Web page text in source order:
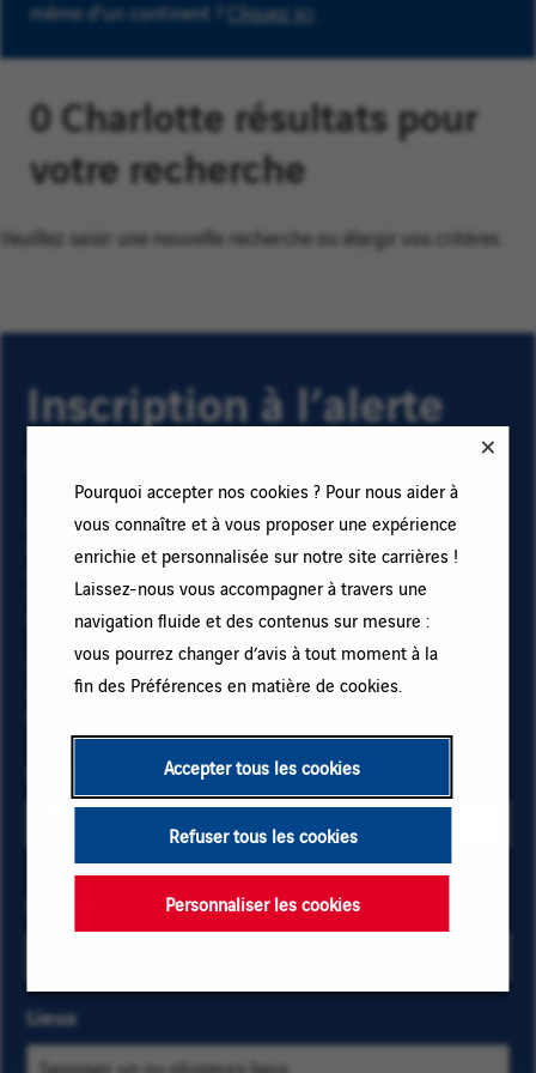
Pourquoi accepter nos cookies ? Pour nous aider à
vous connaître et à vous proposer une expérience
enrichie et personnalisée sur notre site carrières !
Laissez-nous vous accompagner à travers une
navigation fluide et des contenus sur mesure :
vous pourrez changer d’avis à tout moment à la
fin des Préférences en matière de cookies.
Accepter tous les cookies
Refuser tous les cookies
Personnaliser les cookies
même d'un continent ? Cliquez ici
0 Charlotte résultats pour
votre recherche
Veuillez saisir une nouvelle recherche ou élargir vos critères.
Inscription à l’alerte
Pour recevoir des alertes emploi et rester informé(e) des
futurs postes à pourvoir chez VINCI, renseignez votre
adresse email et vos critères. Cliquez sur « Ajouter » puis
sur « M'abonner » et restez informé(e) en recevant nos
alertes emails !
Vos données sont nécessaires pour vous abonner aux
offres d’emploi. Pour en savoir plus sur la gestion de vos
les critères
localisation
pour trouver
les offres
les
lettres
d'une
catégorie
Lieux